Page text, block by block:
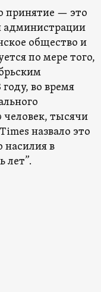
принятие — это
администрации
общество и
по мере того,
во время
человек, тысячи
назвало это
насилия в
лет”.